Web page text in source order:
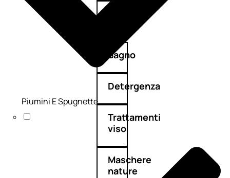
Bagno
Detergenza
Trattamenti
viso
Maschere
nature
Piumini E Spugnette